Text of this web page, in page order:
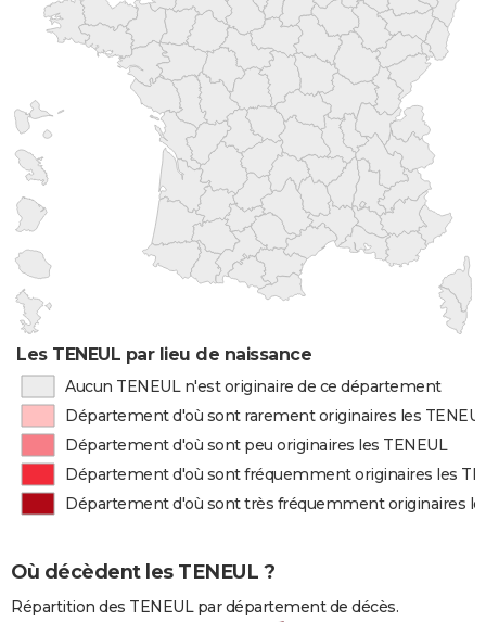
Les TENEUL par lieu de naissance
Aucun TENEUL n'est originaire de ce département
Département d'où sont rarement originaires les
Département d'où sont peu originaires les TENEUL
Département d'où sont fréquemment originaires les
Département d'où sont très fréquemment originaires
Où décèdent les TENEUL ?
Répartition des TENEUL par département de décès.